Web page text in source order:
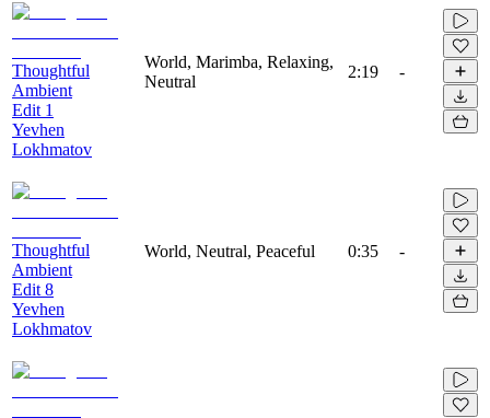
Thoughtful
Ambient
Edit 1
Yevhen
Lokhmatov
World, Marimba, Relaxing,
Neutral
2:19 -
Thoughtful
Ambient
Edit 8
Yevhen
Lokhmatov
World, Neutral, Peaceful 0:35 -